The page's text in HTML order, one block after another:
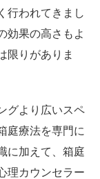
行われてきまし
効果の高さもよ
限りがありま
グより広いスペ
庭療法を専門に
に加えて、箱庭
理カウンセラー